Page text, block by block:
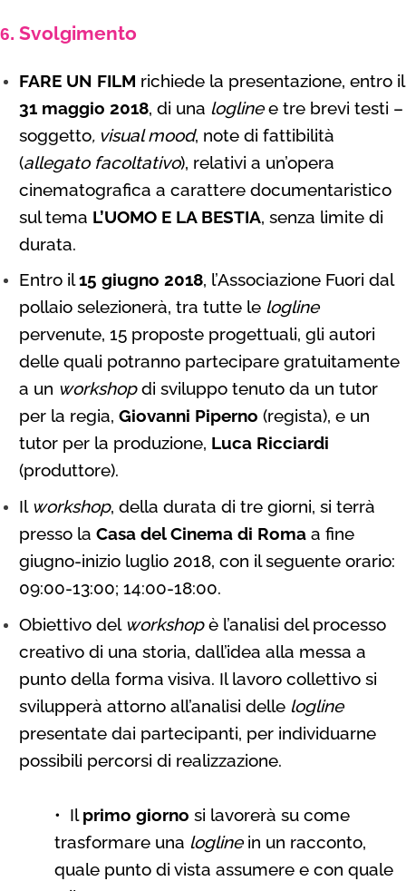
6. Svolgimento
FARE UN FILM richiede la presentazione, entro il
31 maggio 2018, di una loglinee tre brevi testi –
soggetto, visual mood, note di fattibilità
(allegato facoltativo), relativi a un’opera
cinematografica a carattere documentaristico
sul tema L’UOMO E LA BESTIA, senza limite di
durata.
Entro il15 giugno 2018, l’Associazione Fuori dal
pollaio selezionerà, tra tutte lelogline
pervenute, 15 proposte progettuali, gli autori
delle quali potranno partecipare gratuitamente
a un workshopdi sviluppo tenuto da un tutor
per la regia, Giovanni Piperno (regista), e un
tutor per la produzione, Luca Ricciardi
(produttore).
Il workshop, della durata di tre giorni, si terrà
presso la Casa del Cinema di Roma a fine
giugno-inizio luglio 2018, con il seguente orario:
09:00-13:00; 14:00-18:00.
Obiettivo del workshopè l’analisi del processo
creativo di una storia, dall’idea alla messa a
punto della forma visiva. Il lavoro collettivo si
svilupperà attorno all’analisi delle logline
presentate dai partecipanti, per individuarne
possibili percorsi di realizzazione.
• Ilprimo giorno si lavorerà su come
trasformare una loglinein un racconto,
quale punto di vista assumere e con quale